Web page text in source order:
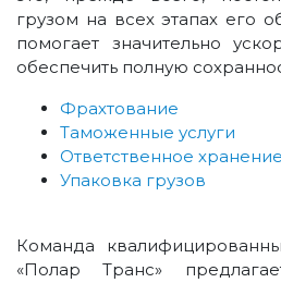
грузом на всех этапах его
помогает значительно
обеспечить полную
Фрахтование
Таможенные услуги
Ответственное хранение
Упаковка грузов
Команда
«Полар Транс»